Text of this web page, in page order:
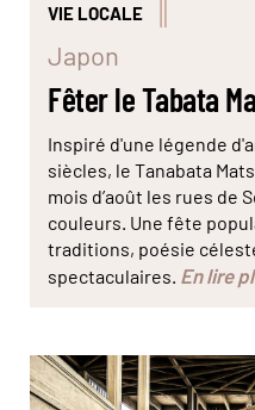
VIE LOCALE
Japon
Fêter le Tabata
Inspiré d'une légende
siècles, le Tanabata
mois d’août les rues de
couleurs. Une fête
traditions, poésie
spectaculaires. En lire
Pour accéder au jardin
d'essai et usine de FIAT,